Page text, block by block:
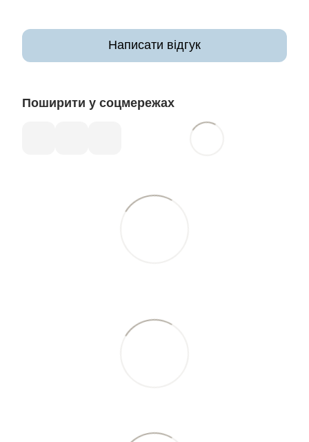
Написати відгук
Поширити у соцмережах